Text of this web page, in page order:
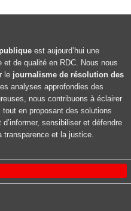
est aujourd’hui une
et de qualité en RDC. Nous nous
le journalisme de résolution des
analyses approfondies des
nous contribuons à éclairer
en proposant des solutions
sensibiliser et défendre
transparence et la justice.